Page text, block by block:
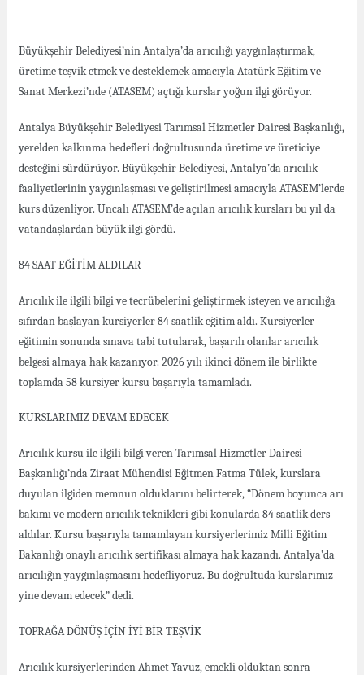
Büyükşehir Belediyesi’nin Antalya’da arıcılığı yaygınlaştırmak,
üretime teşvik etmek ve desteklemek amacıyla Atatürk Eğitim ve
Sanat Merkezi’nde (ATASEM) açtığı kurslar yoğun ilgi görüyor.
Antalya Büyükşehir Belediyesi Tarımsal Hizmetler Dairesi Başkanlığı,
yerelden kalkınma hedefleri doğrultusunda üretime ve üreticiye
desteğini sürdürüyor. Büyükşehir Belediyesi, Antalya’da arıcılık
faaliyetlerinin yaygınlaşması ve geliştirilmesi amacıyla ATASEM’lerde
kurs düzenliyor. Uncalı ATASEM’de açılan arıcılık kursları bu yıl da
vatandaşlardan büyük ilgi gördü.
84 SAAT EĞİTİM ALDILAR
Arıcılık ile ilgili bilgi ve tecrübelerini geliştirmek isteyen ve arıcılığa
sıfırdan başlayan kursiyerler 84 saatlik eğitim aldı. Kursiyerler
eğitimin sonunda sınava tabi tutularak, başarılı olanlar arıcılık
belgesi almaya hak kazanıyor. 2026 yılı ikinci dönem ile birlikte
toplamda 58 kursiyer kursu başarıyla tamamladı.
KURSLARIMIZ DEVAM EDECEK
Arıcılık kursu ile ilgili bilgi veren Tarımsal Hizmetler Dairesi
Başkanlığı’nda Ziraat Mühendisi Eğitmen Fatma Tülek, kurslara
duyulan ilgiden memnun olduklarını belirterek, “Dönem boyunca arı
bakımı ve modern arıcılık teknikleri gibi konularda 84 saatlik ders
aldılar. Kursu başarıyla tamamlayan kursiyerlerimiz Milli Eğitim
Bakanlığı onaylı arıcılık sertifikası almaya hak kazandı. Antalya’da
arıcılığın yaygınlaşmasını hedefliyoruz. Bu doğrultuda kurslarımız
yine devam edecek” dedi.
TOPRAĞA DÖNÜŞ İÇİN İYİ BİR TEŞVİK
Arıcılık kursiyerlerinden Ahmet Yavuz, emekli olduktan sonra